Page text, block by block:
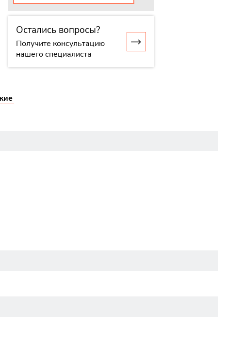
Остались вопросы?
Получите консультацию
нашего специалиста